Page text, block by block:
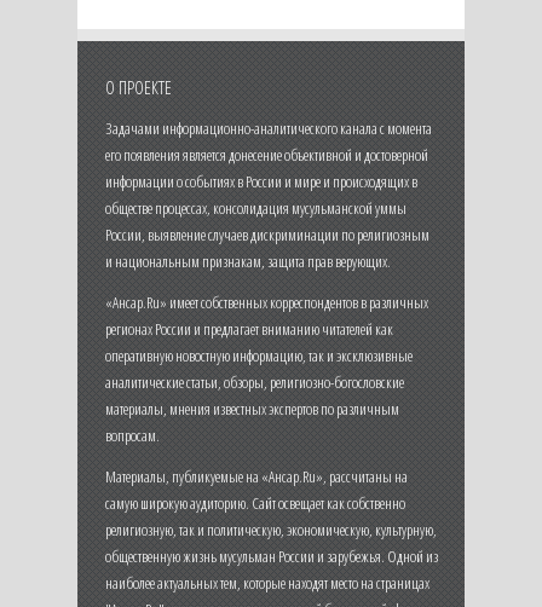
О ПРОЕКТЕ
Задачами информационно-аналитического канала с момента
его появления является донесение объективной и достоверной
информации о событиях в России и мире и происходящих в
обществе процессах, консолидация мусульманской уммы
России, выявление случаев дискриминации по религиозным
и национальным признакам, защита прав верующих.
«Ансар.Ru» имеет собственных корреспондентов в различных
регионах России и предлагает вниманию читателей как
оперативную новостную информацию, так и эксклюзивные
аналитические статьи, обзоры, религиозно-богословские
материалы, мнения известных экспертов по различным
вопросам.
Материалы, публикуемые на «Ансар.Ru», рассчитаны на
самую широкую аудиторию. Сайт освещает как собственно
религиозную, так и политическую, экономическую, культурную,
общественную жизнь мусульман России и зарубежья. Одной из
наиболее актуальных тем, которые находят место на страницах